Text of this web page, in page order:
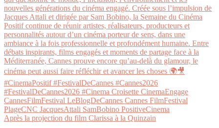
Après la projection du film Clarissa à la Quinzain